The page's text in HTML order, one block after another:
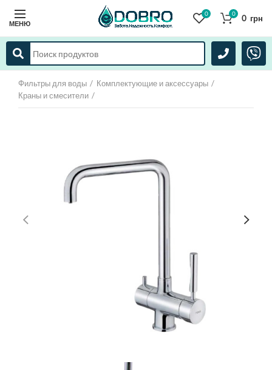
МЕНЮ
0 0 0 грн
Фильтры для воды
Комплектующие и аксессуары
Краны и смесители